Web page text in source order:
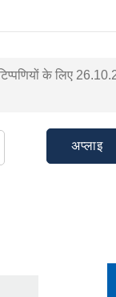
के लिए
अप्लाइ